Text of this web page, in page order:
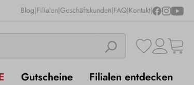
Blog|Filialen|Geschäftskunden|FAQ|Kontakt|
Gutscheine Filialen entdecken